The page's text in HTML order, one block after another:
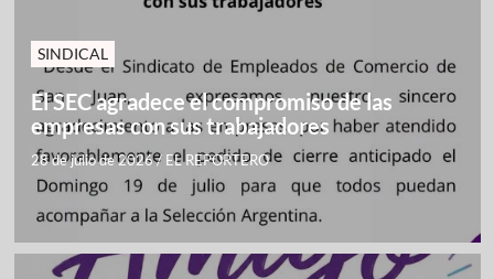
SINDICAL
El SEC agradece el compromiso de las
empresas con sus trabajadores
28 de julio de 2026/ EL REPORTERO